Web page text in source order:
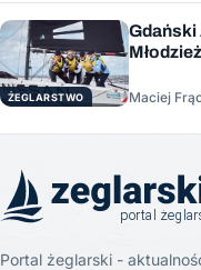
ŻEGLARSTWO
Gdański
Maciej
Portal żeglarski -